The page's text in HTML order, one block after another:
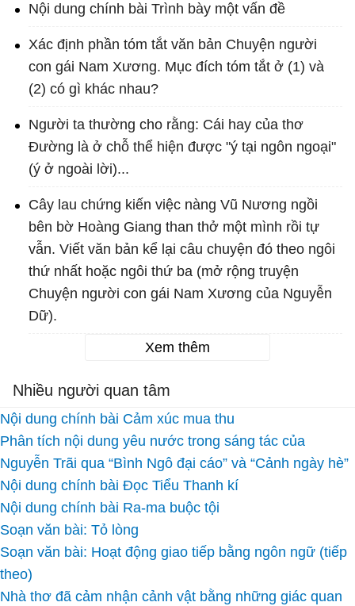
Nội dung chính bài Trình bày một vấn đề
Xác định phần tóm tắt văn bản Chuyện người
con gái Nam Xương. Mục đích tóm tắt ở (1) và
(2) có gì khác nhau?
Người ta thường cho rằng: Cái hay của thơ
Đường là ở chỗ thể hiện được "ý tại ngôn ngoại"
(ý ở ngoài lời)...
Cây lau chứng kiến việc nàng Vũ Nương ngồi
bên bờ Hoàng Giang than thở một mình rồi tự
vẫn. Viết văn bản kể lại câu chuyện đó theo ngôi
thứ nhất hoặc ngôi thứ ba (mở rộng truyện
Chuyện người con gái Nam Xương của Nguyễn
Dữ).
Xem thêm
Nhiều người quan tâm
Nội dung chính bài Cảm xúc mua thu
Phân tích nội dung yêu nước trong sáng tác của
Nguyễn Trãi qua “Bình Ngô đại cáo” và “Cảnh ngày hè”
Nội dung chính bài Đọc Tiểu Thanh kí
Nội dung chính bài Ra-ma buộc tội
Soạn văn bài: Tỏ lòng
Soạn văn bài: Hoạt động giao tiếp bằng ngôn ngữ (tiếp
theo)
Nhà thơ đã cảm nhận cảnh vật bằng những giác quan